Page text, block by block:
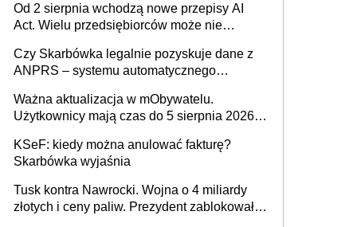
darowizna, ale podatku jednak nie będzie
Od 2 sierpnia wchodzą nowe przepisy AI
Act. Wielu przedsiębiorców może nie
Czy Skarbówka legalnie pozyskuje dane z
ANPRS – systemu automatycznego
pojazdów z kamer drogowych?
Ważna aktualizacja w mObywatelu.
Użytkownicy mają czas do 5 sierpnia 2026
KSeF: kiedy można anulować fakturę?
Skarbówka wyjaśnia
Tusk kontra Nawrocki. Wojna o 4 miliardy
złotych i ceny paliw. Prezydent zablokował